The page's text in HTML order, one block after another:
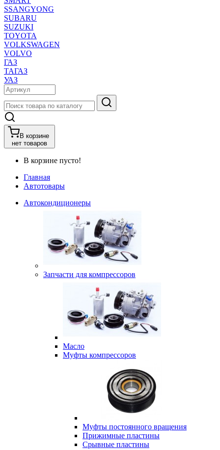
SSANGYONG
SUBARU
SUZUKI
TOYOTA
VOLKSWAGEN
VOLVO
ГАЗ
ТАГАЗ
УАЗ
В корзине
нет товаров
В корзине пусто!
Главная
Автотовары
Автокондиционеры
Запчасти для компрессоров
Масло
Муфты компрессоров
Муфты постоянного вращения
Прижимные пластины
Срывные пластины